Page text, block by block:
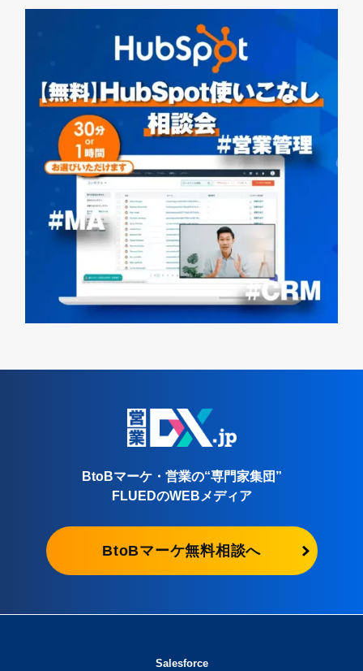
BtoBマーケ・営業の“専門家集団”
FLUEDのWEBメディア
BtoBマーケ無料相談へ
Salesforce